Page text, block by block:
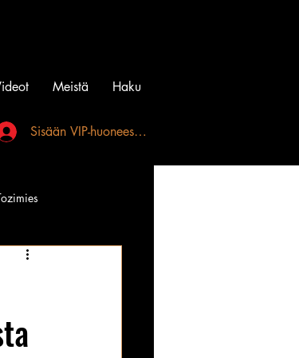
Meistä Haku
Sisään VIP-huoneeseen
Beibit